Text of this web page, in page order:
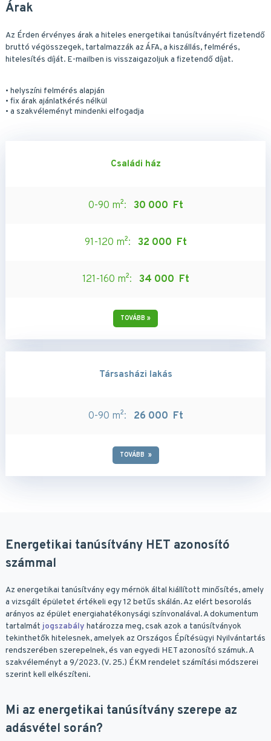
Árak
Az Érden érvényes árak a hiteles energetikai tanúsítványért fizetendő
bruttó végösszegek, tartalmazzák az ÁFA, a kiszállás, felmérés,
hitelesítés díját. E-mailben is visszaigazoljuk a fizetendő díjat.
• helyszíni felmérés alapján
• fix árak ajánlatkérés nélkül
• a szakvéleményt mindenki elfogadja
Családi ház
0-90 m²: 30 000 Ft
91-120 m²: 32 000 Ft
121-160 m²: 34 000 Ft
TOVÁBB »
Társasházi lakás
0-90 m²: 26 000 Ft
TOVÁBB »
Energetikai tanúsítvány HET azonosító
számmal
Az energetikai tanúsítvány egy mérnök által kiállított minősítés, amely
a vizsgált épületet értékeli egy 12 betűs skálán. Az elért besorolás
arányos az épület energiahatékonysági színvonalával. A dokumentum
tartalmát jogszabály határozza meg, csak azok a tanúsítványok
tekinthetők hitelesnek, amelyek az Országos Építésügyi Nyilvántartás
rendszerében szerepelnek, és van egyedi HET azonosító számuk. A
szakvéleményt a 9/2023. (V. 25.) ÉKM rendelet számítási módszerei
szerint kell elkészíteni.
Mi az energetikai tanúsítvány szerepe az
adásvétel során?